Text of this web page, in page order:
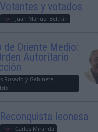
Votantes y votados
Por Juan Manuel Beltrán
de Oriente Medio:
Autoritario
Rosado y Gabinete
Reconquista leonesa
Por Carlos Miranda